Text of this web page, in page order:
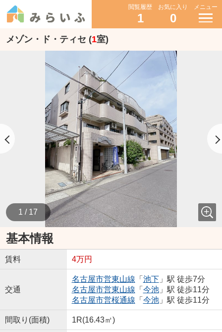
閲覧履歴
1
お気に入り
0
メニュー
メゾン・ド・ティセ (1室)
1 / 17
基本情報
賃料 4万円
交通
名古屋市営東山線 「 池下」駅 徒歩7分
名古屋市営東山線 「 今池」駅 徒歩11分
名古屋市営桜通線 「 今池」駅 徒歩11分
間取り(面積) 1R(16.43㎡)